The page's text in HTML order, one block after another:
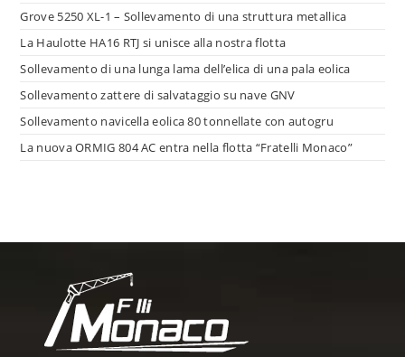
Grove 5250 XL-1 – Sollevamento di una struttura metallica
La Haulotte HA16 RTJ si unisce alla nostra flotta
Sollevamento di una lunga lama dell’elica di una pala eolica
Sollevamento zattere di salvataggio su nave GNV
Sollevamento navicella eolica 80 tonnellate con autogru
La nuova ORMIG 804 AC entra nella flotta “Fratelli Monaco”